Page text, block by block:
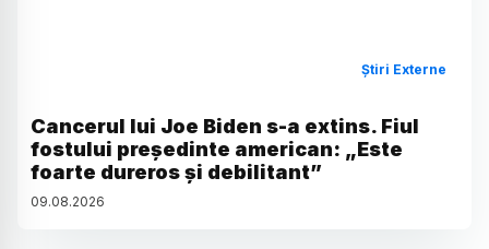
Știri Externe
Cancerul lui Joe Biden s-a extins. Fiul
fostului președinte american: „Este
foarte dureros și debilitant”
09.08.2026